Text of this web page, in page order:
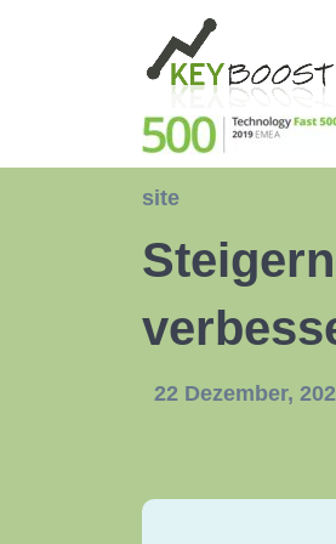
site
22 Dezember,